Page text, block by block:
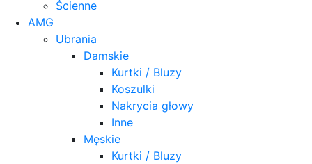
Ścienne
AMG
Ubrania
Damskie
Kurtki / Bluzy
Koszulki
Nakrycia głowy
Inne
Męskie
Kurtki / Bluzy